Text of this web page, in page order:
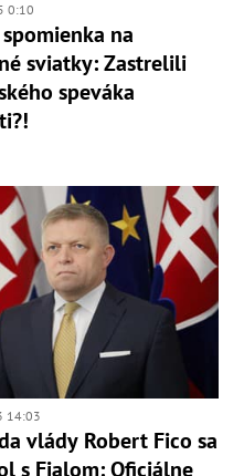
0:10
na
sviatky: Zastrelili
speváka
14:03
vlády Robert Fico sa
s Fialom: Oficiálne